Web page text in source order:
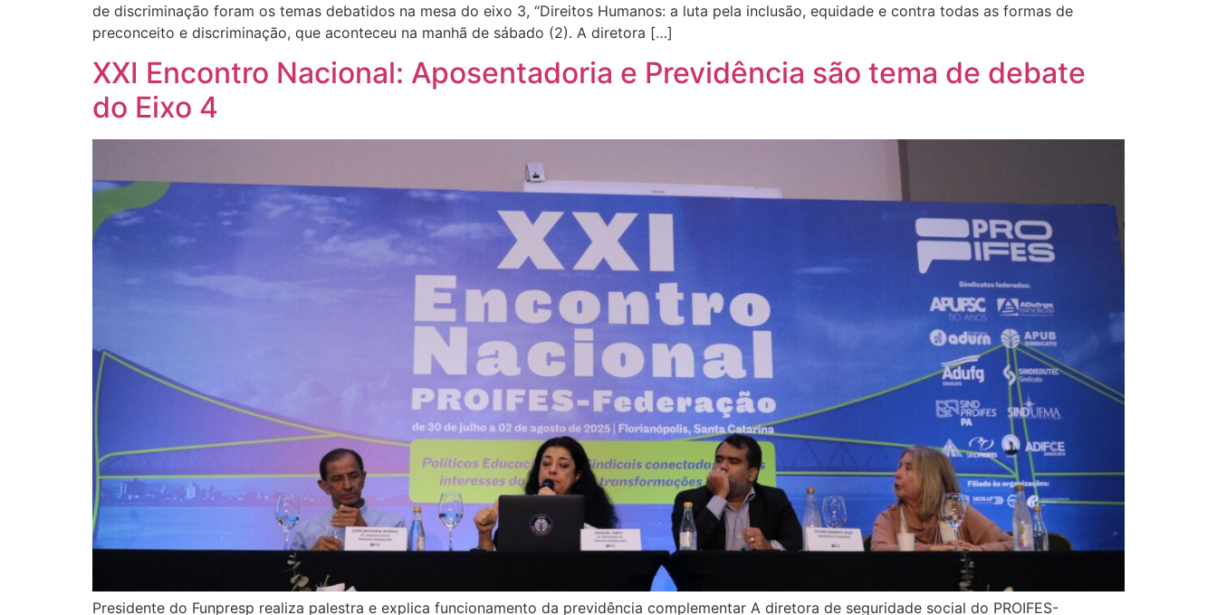
de discriminação foram os temas debatidos na mesa do eixo 3, “Direitos Humanos: a luta pela inclusão, equidade e contra todas as formas de
preconceito e discriminação, que aconteceu na manhã de sábado (2). A diretora […]
XXI Encontro Nacional: Aposentadoria e Previdência são tema de debate
do Eixo 4
Presidente do Funpresp realiza palestra e explica funcionamento da previdência complementar A diretora de seguridade social do PROIFES-